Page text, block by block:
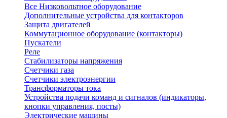
Все Низковольтное оборудование
Дополнительные устройства для контакторов
Защита двигателей
Коммутационное оборудование (контакторы)
Пускатели
Реле
Стабилизаторы напряжения
Счетчики газа
Счетчики электроэнергии
Трансформаторы тока
Устройства подачи команд и сигналов (индикаторы,
кнопки управления, посты)
Электрические машины